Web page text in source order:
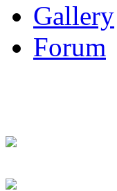
Gallery
Forum